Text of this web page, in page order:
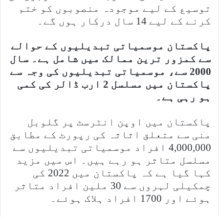
توسیع کے لیے موجودہ منصوبوں کو ختم
کرنے کے لیے 14 سال درکار ہوں گے۔
پاکستان موسمیاتی تبدیلیوں کے حوالے
سے کمزور ترین ممالک میں شامل ہے۔ سال
2000 سے، موسمیاتی تبدیلیوں کی وجہ سے
پاکستان میں مسلسل 2 ارب ڈالر کی کمی
ہو رہی ہے۔
پاکستان میں اوپن انٹرسٹ پر گلوبل
منی سے متعلق اثاثہ کی رپورٹ کے مطابق
4,000,000 افراد موسمیاتی تبدیلیوں سے
مسلسل متاثر ہو رہے ہیں۔ اس میں مزید
کہا گیا ہے کہ پاکستان میں 2022 کی
چمکیلی لہروں سے 30 ملین افراد متاثر
ہوئے اور 1700 افراد ہلاک ہوئے۔